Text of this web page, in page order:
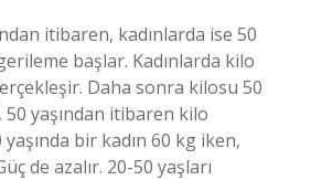
itibaren, kadınlarda ise 50
başlar. Kadınlarda kilo
Daha sonra kilosu 50
50 yaşından itibaren kilo
bir kadın 60 kg iken,
de azalır. 20-50 yaşları